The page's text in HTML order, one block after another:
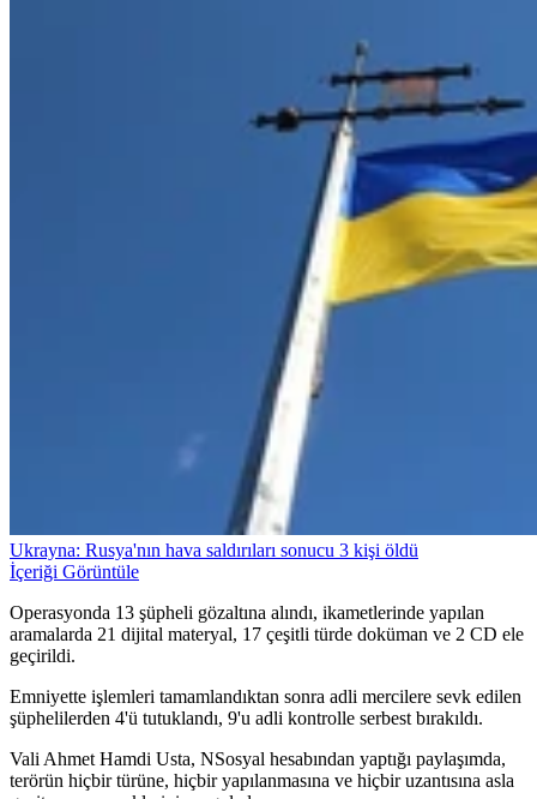
Ukrayna: Rusya'nın hava saldırıları sonucu 3 kişi öldü
İçeriği Görüntüle
Operasyonda 13 şüpheli gözaltına alındı, ikametlerinde yapılan
aramalarda 21 dijital materyal, 17 çeşitli türde doküman ve 2 CD ele
geçirildi.
Emniyette işlemleri tamamlandıktan sonra adli mercilere sevk edilen
şüphelilerden 4'ü tutuklandı, 9'u adli kontrolle serbest bırakıldı.
Vali Ahmet Hamdi Usta, NSosyal hesabından yaptığı paylaşımda,
terörün hiçbir türüne, hiçbir yapılanmasına ve hiçbir uzantısına asla